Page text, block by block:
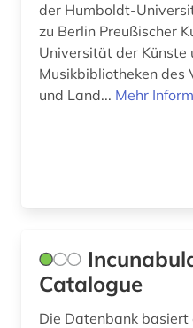
brandenburg (2)
brandschutz (1)
brief (8)
der Humboldt-
zu Berlin Preußischer
Universität der Künste
Musikbibliotheken des
und Land... Mehr
Catalogue
Die Datenbank